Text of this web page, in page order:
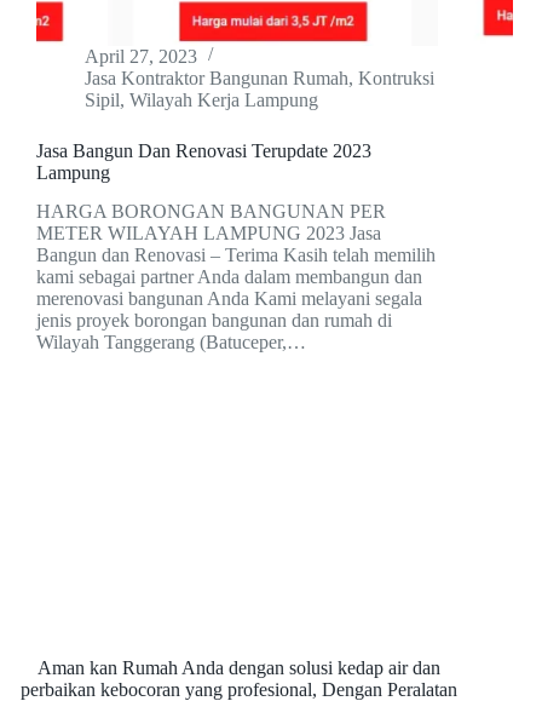
April 27, 2023
Jasa Kontraktor Bangunan Rumah, Kontruksi
Sipil, Wilayah Kerja Lampung
Jasa Bangun Dan Renovasi Terupdate 2023
Lampung
HARGA BORONGAN BANGUNAN PER
METER WILAYAH LAMPUNG 2023 Jasa
Bangun dan Renovasi – Terima Kasih telah memilih
kami sebagai partner Anda dalam membangun dan
merenovasi bangunan Anda Kami melayani segala
jenis proyek borongan bangunan dan rumah di
Wilayah Tanggerang (Batuceper,…
Aman kan Rumah Anda dengan solusi kedap air dan
perbaikan kebocoran yang profesional, Dengan Peralatan